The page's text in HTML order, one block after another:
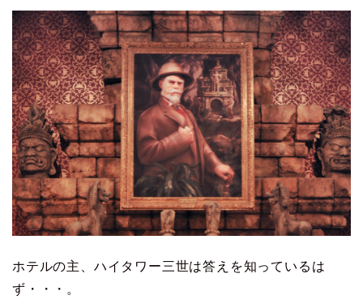
ホテルの主、ハイタワー三世は答えを知っているは
ず・・・。